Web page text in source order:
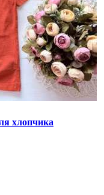
хлопчика